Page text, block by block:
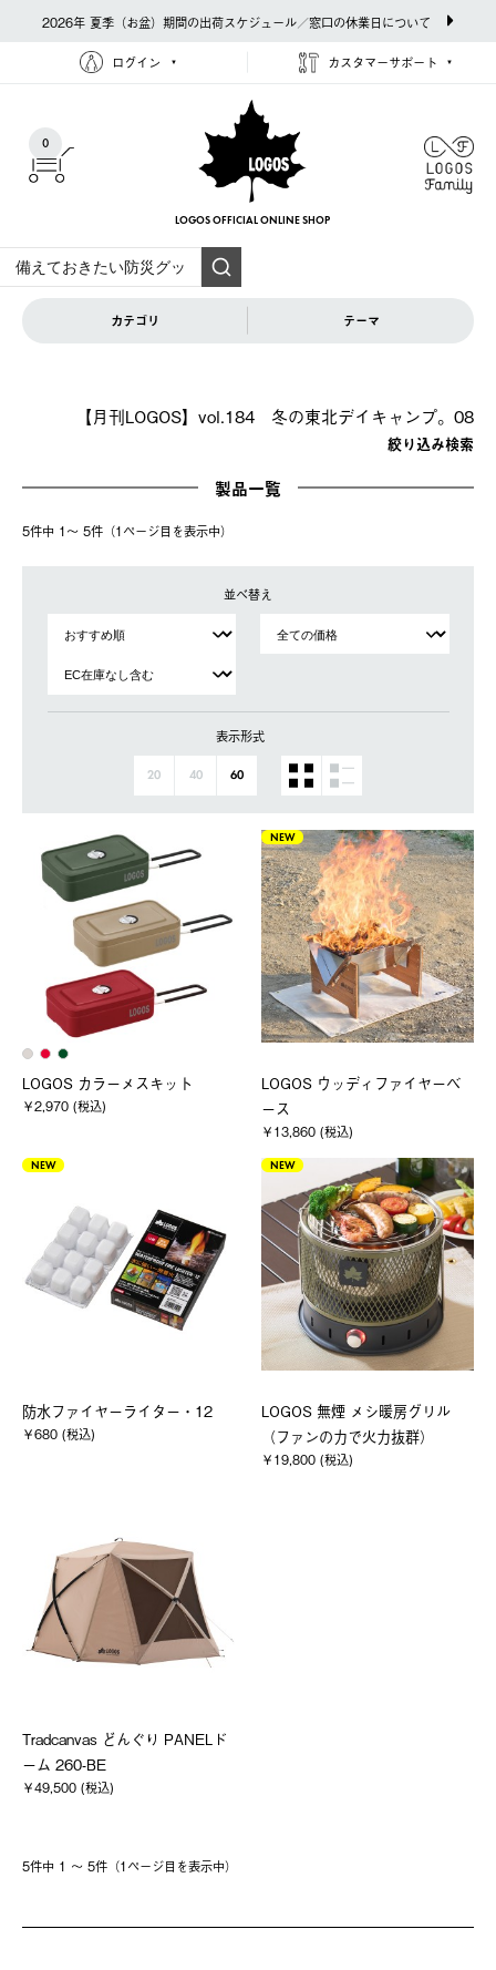
2026年 夏季（お盆）期間の出荷スケジュール／窓口の休業日について
ログイン カスタマーサポート
0
LOGOS OFFICIAL ONLINE SHOP
カテゴリ テーマ
絞り込み検索
【月刊LOGOS】vol.184 冬の東北デイキャンプ。08
製品一覧
5件中 1〜 5件（1ページ⽬を表⽰中）
並べ替え
表示形式
20 40 60
LOGOS カラーメスキット
￥2,970 (税込)
NEW
LOGOS ウッディファイヤーベ
ース
￥13,860 (税込)
NEW
防水ファイヤーライター・12
￥680 (税込)
NEW
LOGOS 無煙 メシ暖房グリル
（ファンの力で火力抜群）
￥19,800 (税込)
Tradcanvas どんぐり PANELド
ーム 260-BE
￥49,500 (税込)
5件中 1 〜 5件（1ページ⽬を表⽰中）